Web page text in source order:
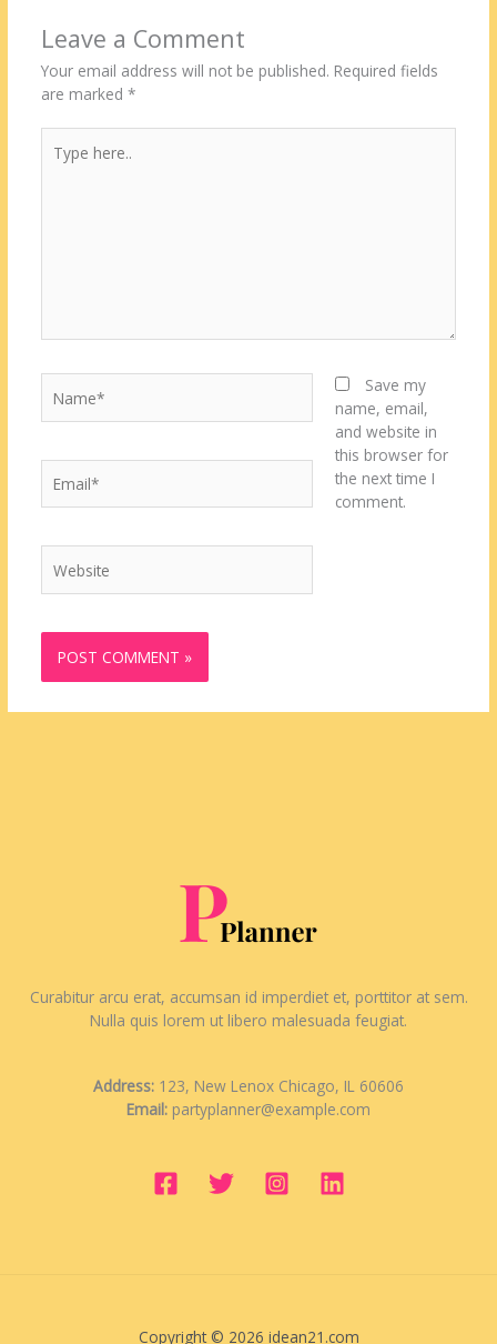
Leave a Comment
Your email address will not be published. Required fields
are marked *
here..
Save my
name, email,
and website in
this browser for
the next time I
comment.
Curabitur arcu erat, accumsan id imperdiet et, porttitor at sem.
Nulla quis lorem ut libero malesuada feugiat.
Address: 123, New Lenox Chicago, IL 60606
Email: partyplanner@example.com
Copyright © 2026 idean21.com